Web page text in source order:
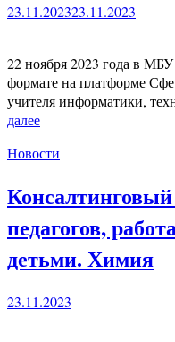
23.11.202323.11.2023
22 ноября 2023 года в
формате на платформе
учителя информатики,
далее
Новости
педагогов,
детьми. Химия
23.11.2023